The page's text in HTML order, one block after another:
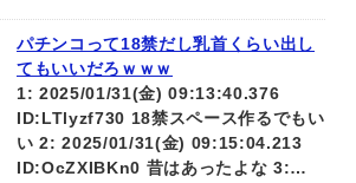
パチンコって18禁だし乳首くらい出し
てもいいだろｗｗｗ
1: 2025/01/31(金) 09:13:40.376
ID:LTlyzf730 18禁スペース作るでもい
い 2: 2025/01/31(金) 09:15:04.213
ID:OcZXIBKn0 昔はあったよな 3:…